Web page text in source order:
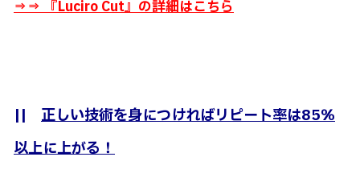
⇒⇒ 『Luciro Cut』の詳細はこちら
|| 正しい技術を身につければリピート率は85％
以上に上がる！